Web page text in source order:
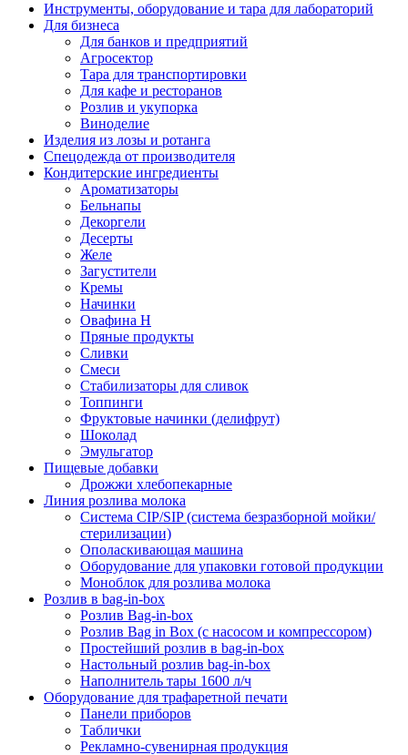
Инструменты, оборудование и тара для лабораторий
Для бизнеса
Для банков и предприятий
Агросектор
Тара для транспортировки
Для кафе и ресторанов
Розлив и укупорка
Виноделие
Изделия из лозы и ротанга
Спецодежда от производителя
Кондитерские ингредиенты
Ароматизаторы
Бельнапы
Декоргели
Десерты
Желe
Загустители
Кремы
Начинки
Овафина Н
Пряные продукты
Сливки
Смеси
Стабилизаторы для сливок
Топпинги
Фруктовые начинки (делифрут)
Шоколад
Эмульгатор
Пищевые добавки
Дрожжи хлебопекарные
Линия розлива молока
Система CIP/SIP (система безразборной мойки/
стерилизации)
Ополаскивающая машина
Оборудование для упаковки готовой продукции
Моноблок для розлива молока
Розлив в bag-in-box
Розлив Bag-in-box
Розлив Bag in Box (с насосом и компрессором)
Простейший розлив в bag-in-box
Настольный розлив bag-in-box
Наполнитель тары 1600 л/ч
Оборудование для трафаретной печати
Панели приборов
Таблички
Рекламно-сувенирная продукция